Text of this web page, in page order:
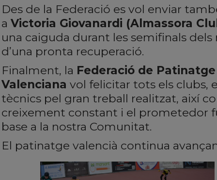
Des de la Federació es vol enviar
a Victoria Giovanardi (Almassora
una caiguda durant les semifinals
d’una pronta recuperació.
Finalment, la Federació de
Valenciana vol felicitar tots els clubs,
tècnics pel gran treball realitzat, així
creixement constant i el prometedor
base a la nostra Comunitat.
El patinatge valencià continua